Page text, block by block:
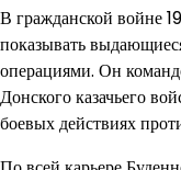
В гражданской войне
показывать
операциями. Он
Донского казачьего
боевых действиях